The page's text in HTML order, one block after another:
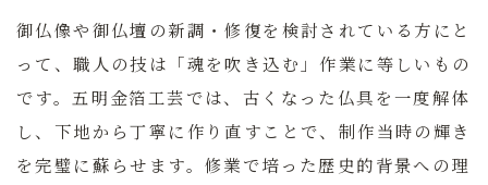
御仏像や御仏壇の新調・修復を検討されている方にと
って、職人の技は「魂を吹き込む」作業に等しいもの
です。五明金箔工芸では、古くなった仏具を一度解体
し、下地から丁寧に作り直すことで、制作当時の輝き
を完璧に蘇らせます。修業で培った歴史的背景への理